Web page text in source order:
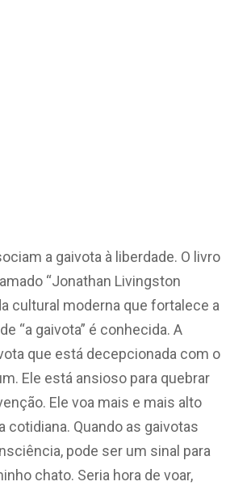
a gaivota à liberdade. O livro
“Jonathan Livingston
cultural moderna que fortalece a
“a gaivota” é conhecida. A
que está decepcionada com o
Ele está ansioso para quebrar
Ele voa mais e mais alto
cotidiana. Quando as gaivotas
pode ser um sinal para
chato. Seria hora de voar,